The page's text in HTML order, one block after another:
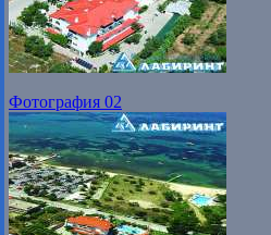
Фотография 02